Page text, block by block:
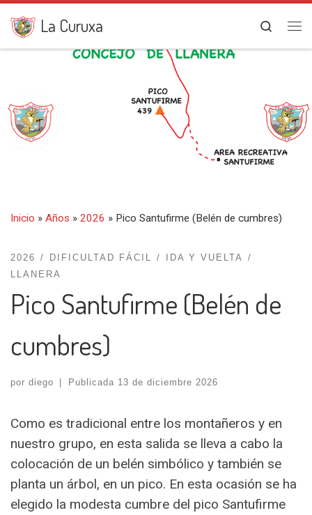
Saltar al contenido
La Curuxa
Search
Inicio » Años » 2026 » Pico Santufirme (Belén de cumbres)
2026 DIFICULTAD FÁCIL
IDA Y VUELTA
LLANERA
Pico Santufirme (Belén de
cumbres)
por diego Publicada 13 de diciembre 2026
Como es tradicional entre los montañeros y en
nuestro grupo, en esta salida se lleva a cabo la
colocación de un belén simbólico y también se
planta un árbol, en un pico. En esta ocasión se ha
elegido la modesta cumbre del pico Santufirme